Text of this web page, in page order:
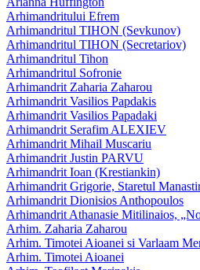
Arhimandritului Efrem
Arhimandritul TIHON (Sevkunov)
Arhimandritul TIHON (Secretariov)
Arhimandritul Tihon
Arhimandritul Sofronie
Arhimandrit Zaharia Zaharou
Arhimandrit Vasilios Papdakis
Arhimandrit Vasilios Papadaki
Arhimandrit Serafim ALEXIEV
Arhimandrit Mihail Muscariu
Arhimandrit Justin PARVU
Arhimandrit Ioan (Krestiankin)
Arhimandrit Grigorie, Staretul
Arhimandrit Dionisios Anthopoulos
Arhimandrit Athanasie Mitilinaios,
Arhim. Zaharia Zaharou
Arhim. Timotei Aioanei si Varlaam
Arhim. Timotei Aioanei